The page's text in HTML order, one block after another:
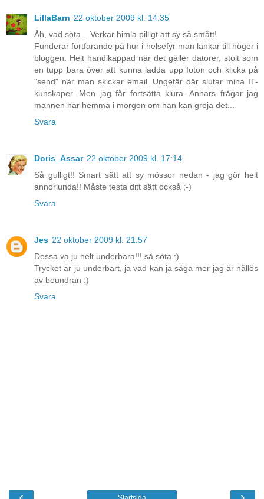
LillaBarn 22 oktober 2009 kl. 14:35
Åh, vad söta... Verkar himla pilligt att sy så smått!
Funderar fortfarande på hur i helsefyr man länkar till höger i
bloggen. Helt handikappad när det gäller datorer, stolt som
en tupp bara över att kunna ladda upp foton och klicka på
"send" när man skickar email. Ungefär där slutar mina IT-
kunskaper. Men jag får fortsätta klura. Annars frågar jag
mannen här hemma i morgon om han kan greja det...
Svara
Doris_Assar 22 oktober 2009 kl. 17:14
Så gulligt!! Smart sätt att sy mössor nedan - jag gör helt
annorlunda!! Måste testa ditt sätt också ;-)
Svara
Jes 22 oktober 2009 kl. 21:57
Dessa va ju helt underbara!!! så söta :)
Trycket är ju underbart, ja vad kan ja säga mer jag är nållös
av beundran :)
Svara